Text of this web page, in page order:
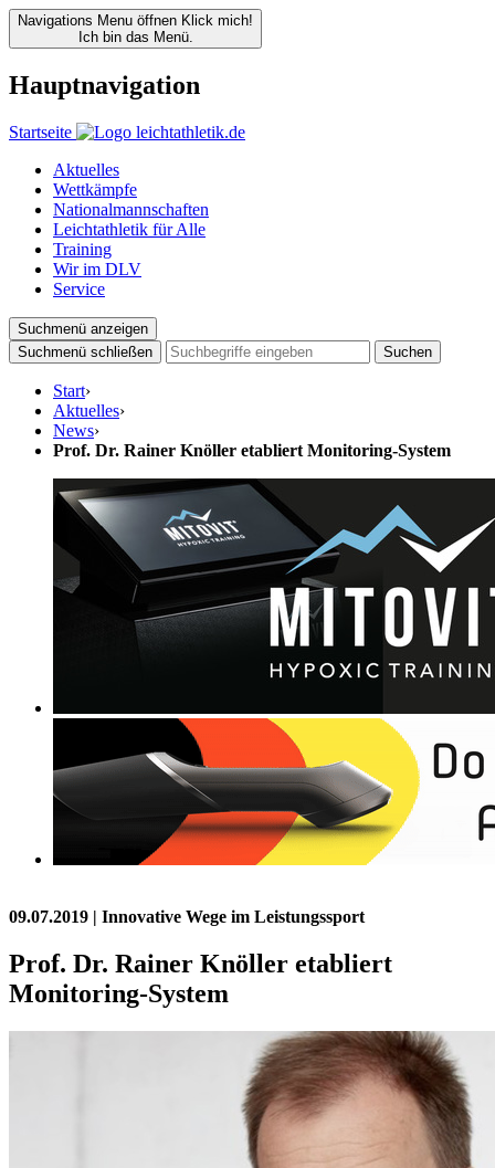
Navigations Menu öffnen Klick mich!
Ich bin das Menü.
Hauptnavigation
Startseite
Aktuelles
Wettkämpfe
Nationalmannschaften
Leichtathletik für Alle
Training
Wir im DLV
Service
Suchmenü anzeigen
Suchmenü schließen
Suchen
Start›
Aktuelles›
News›
Prof. Dr. Rainer Knöller etabliert Monitoring-System
09.07.2019 | Innovative Wege im Leistungssport
Prof. Dr. Rainer Knöller etabliert
Monitoring-System